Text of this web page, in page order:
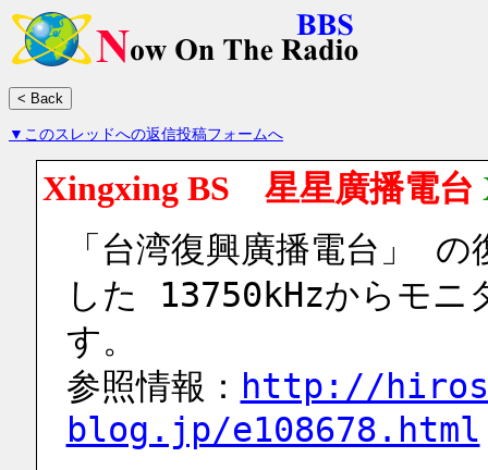
▼このスレッドへの返信投稿フォームへ
Xingxing BS 星星廣播電台
「台湾復興廣播電台」 の
した 13750kHzからモニ
す。
参照情報： http://
blog.jp/e108678.html